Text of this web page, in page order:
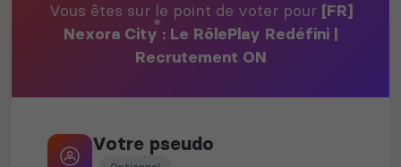
Vous êtes sur le point de voter pour [FR]
Nexora City : Le RôlePlay Redéfini |
Recrutement ON
Votre pseudo